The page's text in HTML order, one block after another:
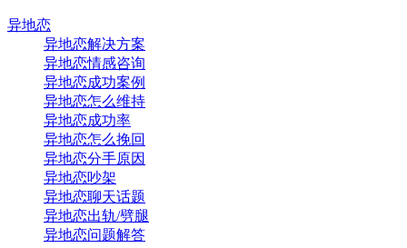
异地恋
异地恋解决方案
异地恋情感咨询
异地恋成功案例
异地恋怎么维持
异地恋成功率
异地恋怎么挽回
异地恋分手原因
异地恋吵架
异地恋聊天话题
异地恋出轨/劈腿
异地恋问题解答